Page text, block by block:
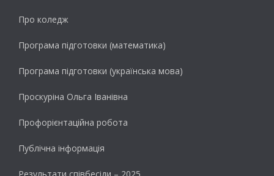
Про коледж
Програма підготовки (математика)
Програма підготовки (українська мова)
Проскуріна Ольга Іванівна
Профорієнтаційна робота
Публічна інформація
Результати cпівбесіди – 2025